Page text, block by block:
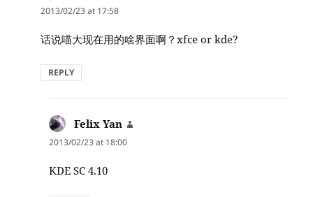
2013/02/23 at 17:58
话说喵大现在用的啥界面啊？xfce or kde?
REPLY
Felix Yan
2013/02/23 at 18:00
KDE SC 4.10